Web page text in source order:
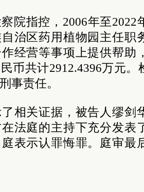
院指控，2006年至2022
治区药用植物园主任职
经营等事项上提供帮助
币共计2912.4396万元
事责任。
相关证据，被告人缪剑
法庭的主持下充分发表
表示认罪悔罪。庭审最